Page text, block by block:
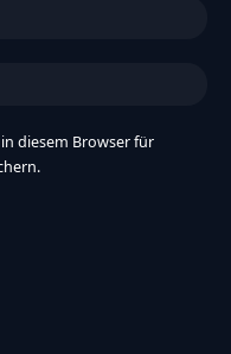
diesem Browser für